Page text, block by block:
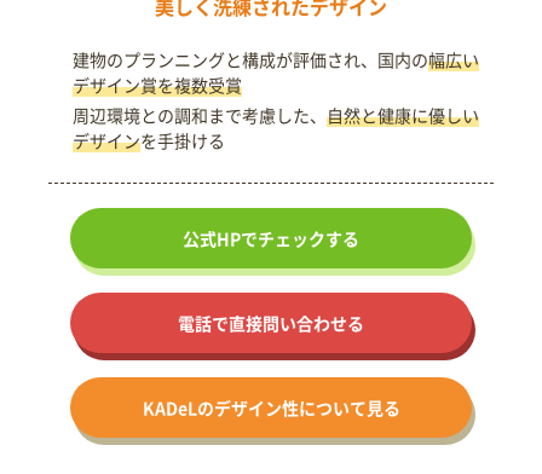
美しく洗練されたデザイン
建物のプランニングと構成が評価され、国内の幅広い
デザイン賞を複数受賞
周辺環境との調和まで考慮した、 自然と健康に優しい
デザインを手掛ける
公式HPでチェックする
電話で直接問い合わせる
KADeLのデザイン性について見る